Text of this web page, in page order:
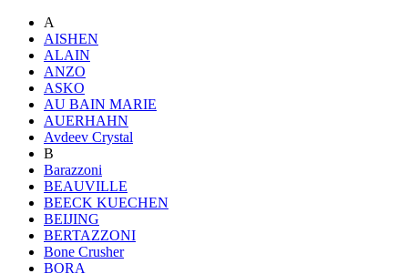
A
AISHEN
ALAIN
ANZO
ASKO
AU BAIN MARIE
AUERHAHN
Avdeev Crystal
B
Barazzoni
BEAUVILLE
BEECK KUECHEN
BEIJING
BERTAZZONI
Bone Crusher
BORA